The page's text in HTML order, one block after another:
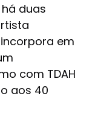
duas
em
com TDAH
aos 40